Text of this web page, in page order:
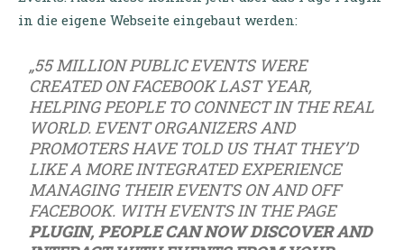
in die eigene Webseite eingebaut werden:
„55 MILLION PUBLIC EVENTS WERE
CREATED ON FACEBOOK LAST YEAR,
HELPING PEOPLE TO CONNECT IN THE REAL
WORLD. EVENT ORGANIZERS AND
PROMOTERS HAVE TOLD US THAT THEY’D
LIKE A MORE INTEGRATED EXPERIENCE
MANAGING THEIR EVENTS ON AND OFF
FACEBOOK. WITH EVENTS IN THE PAGE
PLUGIN, PEOPLE CAN NOW DISCOVER AND